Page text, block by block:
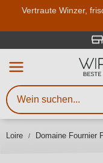
Vertraute Winzer,
Loire Domaine Fournier
Weinsuche
Mindestens 3
Sie